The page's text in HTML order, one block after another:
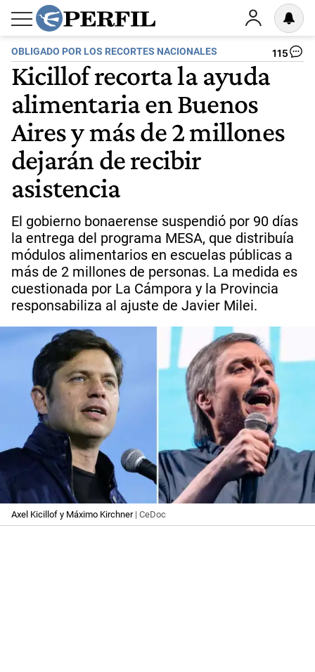
OBLIGADO POR LOS RECORTES NACIONALES 115
Kicillof recorta la ayuda
alimentaria en Buenos
Aires y más de 2 millones
dejarán de recibir
asistencia
El gobierno bonaerense suspendió por 90 días
la entrega del programa MESA, que distribuía
módulos alimentarios en escuelas públicas a
más de 2 millones de personas. La medida es
cuestionada por La Cámpora y la Provincia
responsabiliza al ajuste de Javier Milei.
Axel Kicillof y Máximo Kirchner| CeDoc